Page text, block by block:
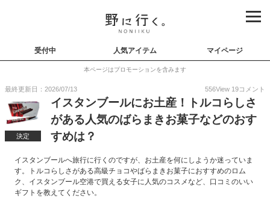
受付中 人気アイテム マイページ
本ページはプロモーションを含みます
最終更新日：2026/07/13 556View 19コメント
決定
イスタンブールにお土産！トルコらしさ
がある人気のばらまきお菓子などのおす
すめは？
イスタンブールへ旅行に行くのですが、お土産を何にしようか迷っていま
す。トルコらしさがある高級チョコやばらまきお菓子におすすめのロム
ク、イスタンブール空港で買える女子に人気のコスメなど、口コミのいい
ギフトを教えてください。